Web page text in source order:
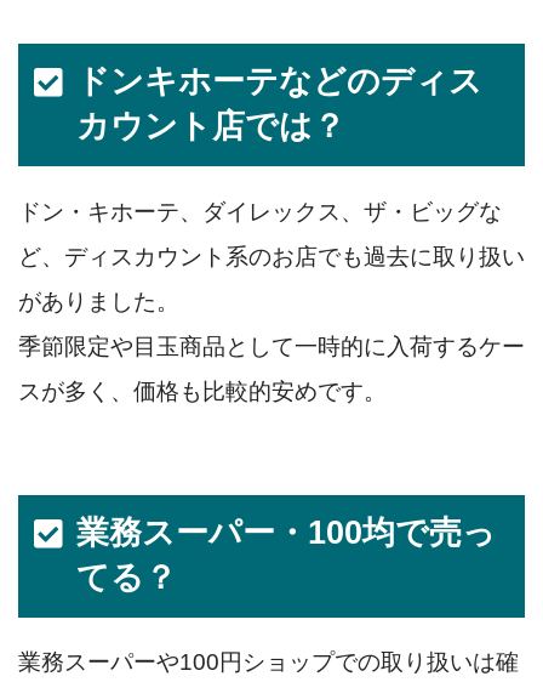
ドンキホーテなどのディス
カウント店では？
ドン・キホーテ、ダイレックス、ザ・ビッグな
ど、ディスカウント系のお店でも過去に取り扱い
がありました。
季節限定や目玉商品として一時的に入荷するケー
スが多く、価格も比較的安めです。
業務スーパー・100均で売っ
てる？
業務スーパーや100円ショップでの取り扱いは確